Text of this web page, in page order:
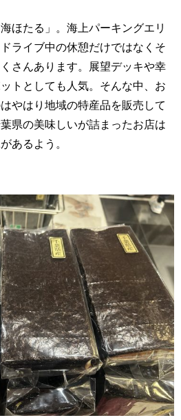
ほたる」。海上パーキングエリ
ライブ中の休憩だけではなくそ
さんあります。展望デッキや幸
トとしても人気。そんな中、お
やはり地域の特産品を販売して
県の美味しいが詰まったお店は
あるよう。